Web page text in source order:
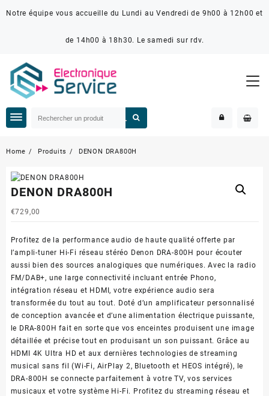
Notre équipe vous accueille du Lundi au Vendredi de 9h00 à 12h00 et
de 14h00 à 18h30. Le samedi sur rdv.
Home Produits DENON DRA800H
DENON DRA800H
€729,00
Profitez de la performance audio de haute qualité offerte par
l’ampli-tuner Hi-Fi réseau stéréo Denon DRA-800H pour écouter
aussi bien des sources analogiques que numériques. Avec la radio
FM/DAB+, une large connectivité incluant entrée Phono,
intégration réseau et HDMI, votre expérience audio sera
transformée du tout au tout. Doté d’un amplificateur personnalisé
de conception avancée et d’une alimentation électrique puissante,
le DRA-800H fait en sorte que vos enceintes produisent une image
détaillée et précise tout en produisant un son puissant. Grâce au
HDMI 4K Ultra HD et aux dernières technologies de streaming
musical sans fil (Wi-Fi, AirPlay 2, Bluetooth et HEOS intégré), le
DRA-800H se connecte parfaitement à votre TV, vos services
musicaux et votre système Hi-Fi. Profitez du streaming réseau et